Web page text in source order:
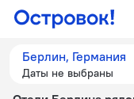
Берлин, Германия
Даты не выбраны